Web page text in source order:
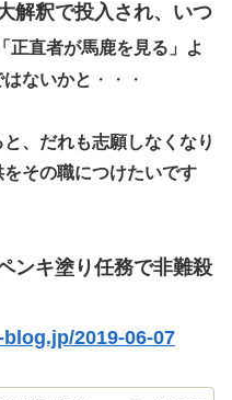
解釈で投入され、いつ
正直者が馬鹿を見る」よ
ないかと ・・・
、だれも志願しなくなり
その職につけたいです
ンキ塗り任務で非難殺
2019-06-07